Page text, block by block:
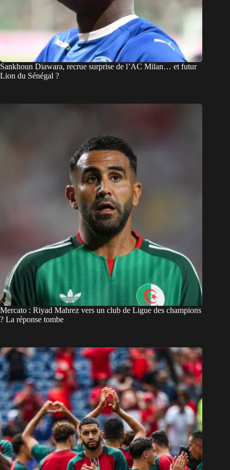
Sankhoun Diawara, recrue surprise de l’AC Milan… et futur
Lion du Sénégal ?
Mercato : Riyad Mahrez vers un club de Ligue des champions
? La réponse tombe